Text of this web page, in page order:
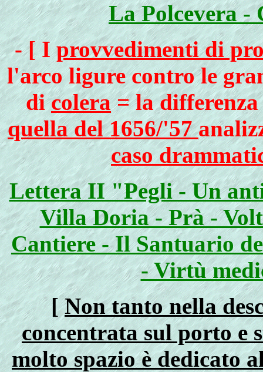
La Polcevera -
- [ Iprovvedimenti di
l'arco ligure contro le
dicolera= la
quella del 1656/'57
caso
Lettera II "Pegli - Un
Villa Doria - Prà -
Cantiere - Il Santuario
- Virtù
[Non tanto nella
concentrata sul porto e
molto spazio è dedicato